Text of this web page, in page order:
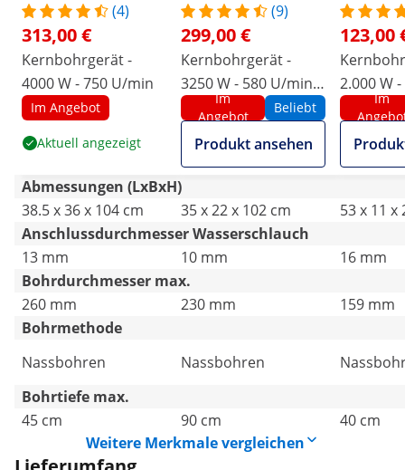
(4)
313,00 €
Kernbohrgerät -
4000 W - 750 U/min
Im Angebot
Aktuell angezeigt
(9)
299,00 €
Kernbohrgerät -
3250 W - 580 U/min -
Bohrdurchmesser
max. 230 mm
Im
Angebot
Beliebt
Produkt ansehen
123,00
2.000 W
Im
Abmessungen (LxBxH)
38.5 x 36 x 104 cm
35 x 22 x 102 cm
53 x 11 x
Anschlussdurchmesser Wasserschlauch
13 mm
10 mm
16 mm
Bohrdurchmesser max.
260 mm
230 mm
159 mm
Bohrmethode
Nassbohren
Nassbohren
Bohrtiefe max.
45 cm
90 cm
40 cm
Weitere Merkmale vergleichen